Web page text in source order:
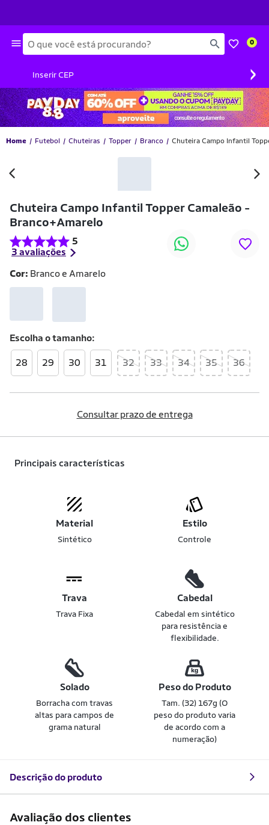
Busca 0
Inserir CEP ›
Home Futebol Chuteiras Topper Branco Chuteira Campo Infantil
Chuteira Campo Infantil Topper Camaleão -
Branco+Amarelo
5
3 avaliações
-10% OFF
Cor: Branco e Amarelo
Escolha otamanho
28 29 30 31 32 33 34 35 36
Consultar prazo de entrega
Principais características
Material
Sintético
Estilo
Controle
Trava
Trava Fixa
Cabedal
Cabedal em sintético
para resistência e
flexibilidade.
Solado
Borracha com travas
altas para campos de
grama natural
Peso do Produto
Tam. (32) 167g (O
peso do produto varia
de acordo com a
numeração)
Descrição do produto
Avaliação dos clientes